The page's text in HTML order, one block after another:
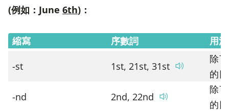
(例如：June 6th)：
縮寫 序數詞
用
-st
1st, 21st, 31st
除
的
-nd
2nd, 22nd
除
的